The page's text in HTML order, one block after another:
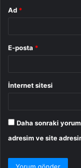
Ad *
E-posta *
İnternet sitesi
Daha sonraki
adresim ve site